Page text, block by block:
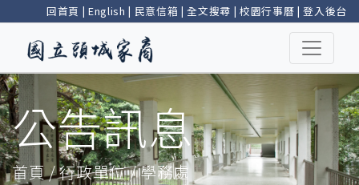
回首頁 | English | 民意信箱 |全文搜尋 | 校園行事曆 |登入後台
公告訊息
首頁 / 行政單位 / 學務處